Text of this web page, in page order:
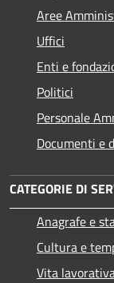
Aree
Uffici
Enti e
Politici
Personale
Documenti e
CATEGORIE DI
Anagrafe e
Cultura e
Vita